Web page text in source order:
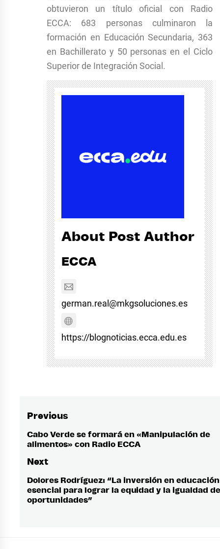
obtuvieron un título oficial con Radio
ECCA: 683 personas culminaron la
formación en Educación Secundaria, 363
en Bachillerato y 50 personas en el Ciclo
Superior de Integración Social.
About Post Author
ECCA
german.real@mkgsoluciones.es
https://blognoticias.ecca.edu.es
Post
navigation
Previous
Previous
post:
Cabo Verde se formará en «Manipulación de
alimentos» con Radio ECCA
Next
Next
post:
Dolores Rodríguez: “La inversión en
esencial para lograr la equidad y la igualdad de
oportunidades”